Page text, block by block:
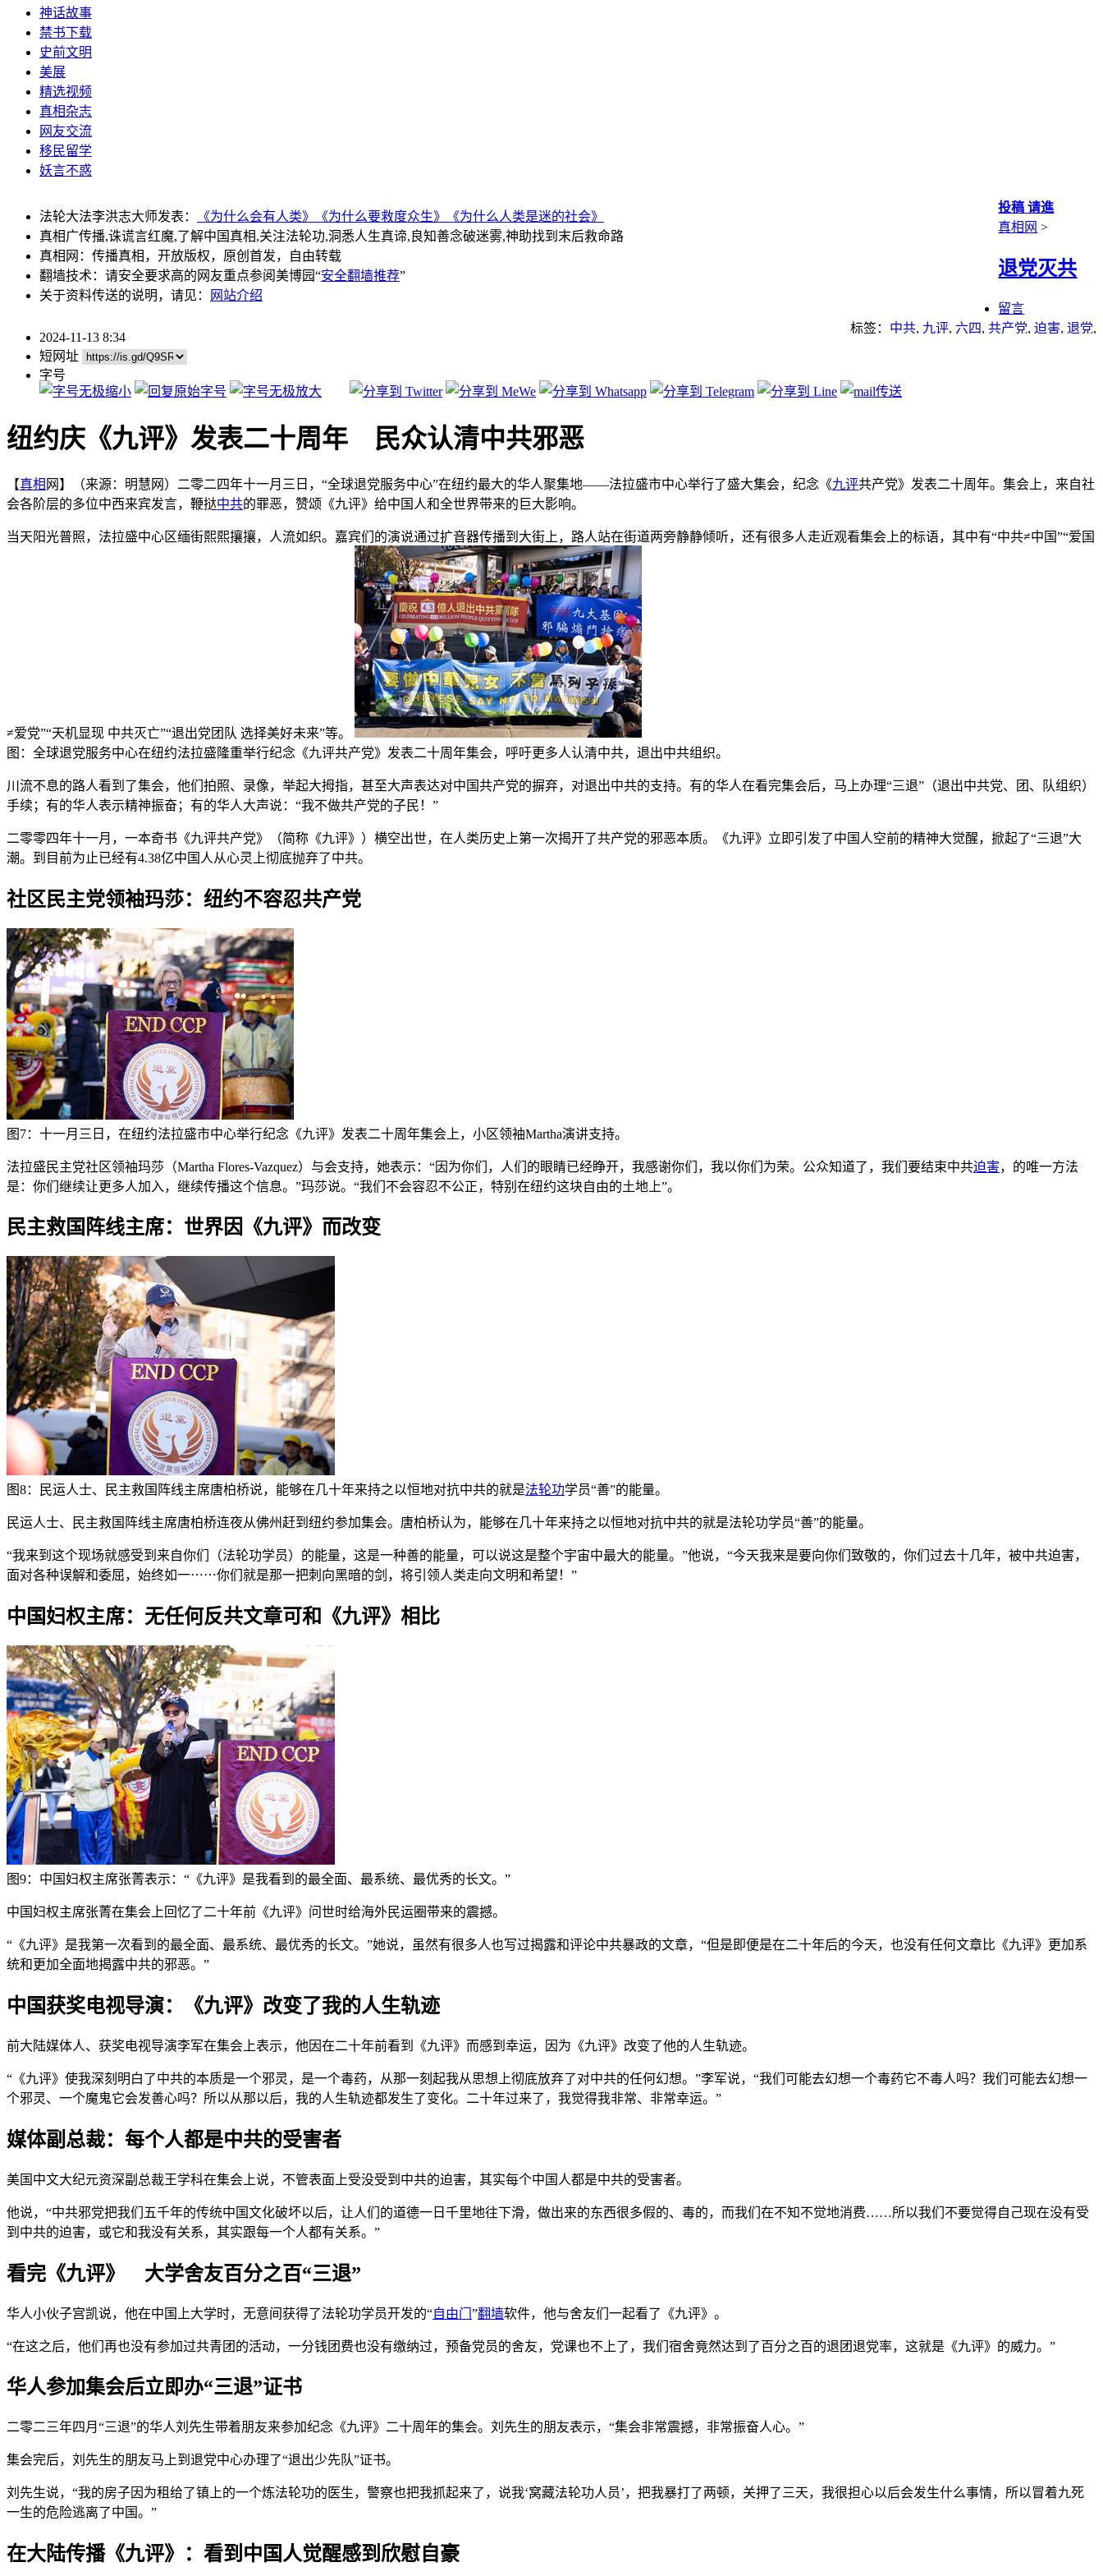
神话故事
禁书下载
史前文明
美展
精选视频
真相杂志
网友交流
移民留学
妖言不惑
法轮大法李洪志大师发表： 《为什么会有人类》 《为什么要救度众生》
《为什么人类是迷的社会》
真相广传播,诛谎言红魔,了解中国真相,关注法轮功,洞悉人生真谛,良知善念破迷雾,神助找到末后救命路
真相网：传播真相，开放版权，原创首发，自由转载
翻墙技术：请安全要求高的网友重点参阅美博园“安全翻墙推荐”
关于资料传送的说明，请见：
网站介绍
投稿 请進
真相网 >
退党灭共
留言
标签： 中共, 九评, 六四, 共产党, 迫害, 退党,
2024-11-13 8:34
短网址
字号
纽约庆《九评》发表二十周年 民众认清中共邪恶
【真相 网】（来源：明慧网）二零二四年十一月三日，“全球退党服务中心”在纽约最大的华人聚集地——法拉盛市中心举行了盛大集会，纪念《九评共产党》发表二十周年。集会上，来自社
会各阶层的多位中西来宾发言，鞭挞中共的罪恶，赞颂《九评》给中国人和全世界带来的巨大影响。
当天阳光普照，法拉盛中心区缅街熙熙攘攘，人流如织。嘉宾们的演说通过扩音器传播到大街上，路人站在街道两旁静静倾听，还有很多人走近观看集会上的标语，其中有“中共≠中国”“爱国
≠爱党”“天机显现 中共灭亡”“退出党团队 选择美好未来”等。
图：全球退党服务中心在纽约法拉盛隆重举行纪念《九评共产党》发表二十周年集会，呼吁更多人认清中共，退出中共组织。
川流不息的路人看到了集会，他们拍照、录像，举起大拇指，甚至大声表达对中国共产党的摒弃，对退出中共的支持。有的华人在看完集会后，马上办理“三退”（退出中共党、团、队组织）
手续；有的华人表示精神振奋；有的华人大声说：“我不做共产党的子民！”
二零零四年十一月，一本奇书《九评共产党》（简称《九评》）横空出世，在人类历史上第一次揭开了共产党的邪恶本质。《九评》立即引发了中国人空前的精神大觉醒，掀起了“三退”大
潮。到目前为止已经有4.38亿中国人从心灵上彻底抛弃了中共。
社区民主党领袖玛莎：纽约不容忍共产党
图7：十一月三日，在纽约法拉盛市中心举行纪念《九评》发表二十周年集会上，小区领袖Martha演讲支持。
法拉盛民主党社区领袖玛莎（Martha Flores-Vazquez）与会支持，她表示：“因为你们，人们的眼睛已经睁开，我感谢你们，我以你们为荣。公众知道了，我们要结束中共迫害，的唯一方法
是：你们继续让更多人加入，继续传播这个信息。”玛莎说。“我们不会容忍不公正，特别在纽约这块自由的土地上”。
民主救国阵线主席：世界因《九评》而改变
图8：民运人士、民主救国阵线主席唐柏桥说，能够在几十年来持之以恒地对抗中共的就是法轮功学员“善”的能量。
民运人士、民主救国阵线主席唐柏桥连夜从佛州赶到纽约参加集会。唐柏桥认为，能够在几十年来持之以恒地对抗中共的就是法轮功学员“善”的能量。
“我来到这个现场就感受到来自你们（法轮功学员）的能量，这是一种善的能量，可以说这是整个宇宙中最大的能量。”他说，“今天我来是要向你们致敬的，你们过去十几年，被中共迫害，
面对各种误解和委屈，始终如一⋯⋯你们就是那一把刺向黑暗的剑，将引领人类走向文明和希望！”
中国妇权主席：无任何反共文章可和《九评》相比
图9：中国妇权主席张菁表示：“《九评》是我看到的最全面、最系统、最优秀的长文。”
中国妇权主席张菁在集会上回忆了二十年前《九评》问世时给海外民运圈带来的震撼。
“《九评》是我第一次看到的最全面、最系统、最优秀的长文。”她说，虽然有很多人也写过揭露和评论中共暴政的文章，“但是即便是在二十年后的今天，也没有任何文章比《九评》更加系
统和更加全面地揭露中共的邪恶。”
中国获奖电视导演：《九评》改变了我的人生轨迹
前大陆媒体人、获奖电视导演李军在集会上表示，他因在二十年前看到《九评》而感到幸运，因为《九评》改变了他的人生轨迹。
“《九评》使我深刻明白了中共的本质是一个邪灵，是一个毒药，从那一刻起我从思想上彻底放弃了对中共的任何幻想。”李军说，“我们可能去幻想一个毒药它不毒人吗？我们可能去幻想一
个邪灵、一个魔鬼它会发善心吗？所以从那以后，我的人生轨迹都发生了变化。二十年过来了，我觉得我非常、非常幸运。”
媒体副总裁：每个人都是中共的受害者
美国中文大纪元资深副总裁王学科在集会上说，不管表面上受没受到中共的迫害，其实每个中国人都是中共的受害者。
他说，“中共邪党把我们五千年的传统中国文化破坏以后，让人们的道德一日千里地往下滑，做出来的东西很多假的、毒的，而我们在不知不觉地消费……所以我们不要觉得自己现在没有受
到中共的迫害，或它和我没有关系，其实跟每一个人都有关系。”
看完《九评》 大学舍友百分之百“三退”
华人小伙子宫凯说，他在中国上大学时，无意间获得了法轮功学员开发的“自由门 ”翻墙软件，他与舍友们一起看了《九评》。
“在这之后，他们再也没有参加过共青团的活动，一分钱团费也没有缴纳过，预备党员的舍友，党课也不上了，我们宿舍竟然达到了百分之百的退团退党率，这就是《九评》的威力。”
华人参加集会后立即办“三退”证书
二零二三年四月“三退”的华人刘先生带着朋友来参加纪念《九评》二十周年的集会。刘先生的朋友表示，“集会非常震撼，非常振奋人心。”
集会完后，刘先生的朋友马上到退党中心办理了“退出少先队”证书。
刘先生说，“我的房子因为租给了镇上的一个炼法轮功的医生，警察也把我抓起来了，说我‘窝藏法轮功人员’，把我暴打了两顿，关押了三天，我很担心以后会发生什么事情，所以冒着九死
一生的危险逃离了中国。”
在大陆传播《九评》：看到中国人觉醒感到欣慰自豪